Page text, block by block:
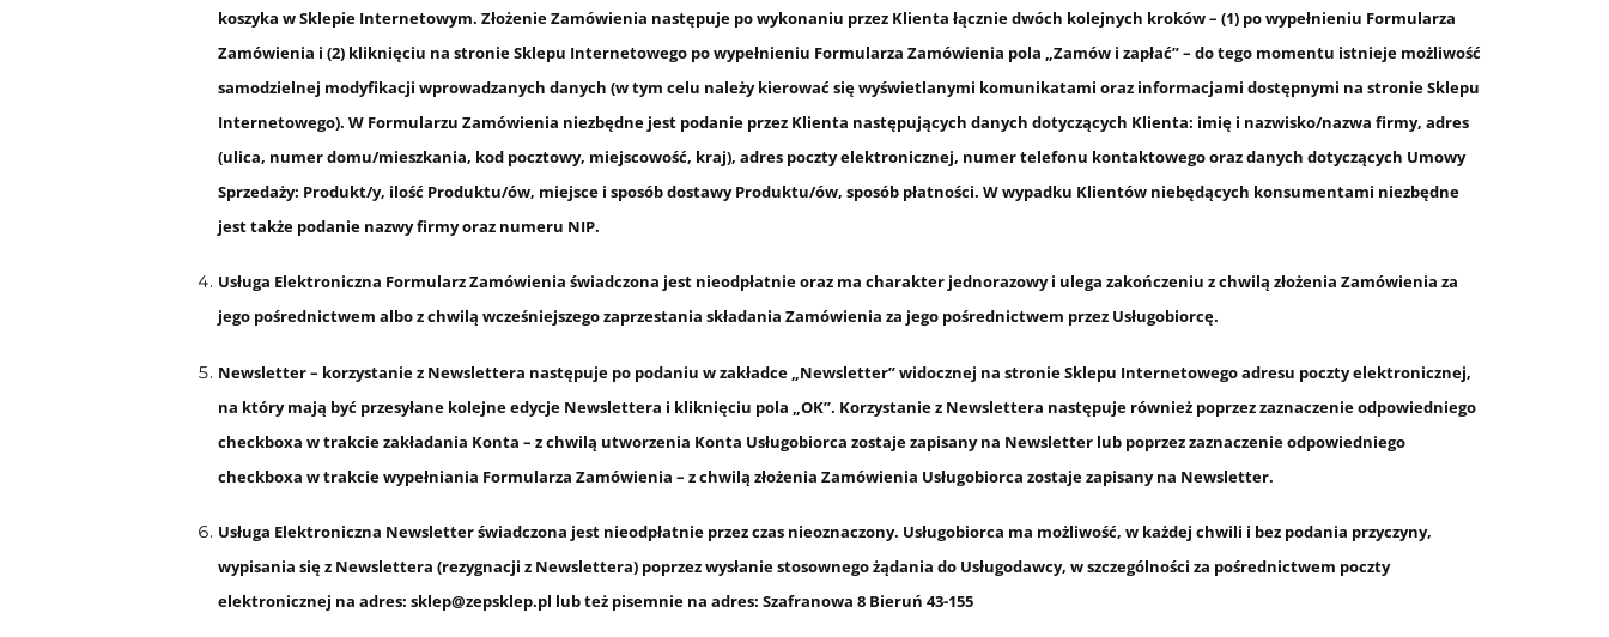
koszyka w Sklepie Internetowym. Złożenie Zamówienia następuje po wykonaniu przez Klienta łącznie dwóch kolejnych kroków – (1) po wypełnieniu Formularza
Zamówienia i (2) kliknięciu na stronie Sklepu Internetowego po wypełnieniu Formularza Zamówienia pola „Zamów i zapłać” – do tego momentu istnieje możliwość
samodzielnej modyfikacji wprowadzanych danych (w tym celu należy kierować się wyświetlanymi komunikatami oraz informacjami dostępnymi na stronie Sklepu
Internetowego). W Formularzu Zamówienia niezbędne jest podanie przez Klienta następujących danych dotyczących Klienta: imię i nazwisko/nazwa firmy, adres
(ulica, numer domu/mieszkania, kod pocztowy, miejscowość, kraj), adres poczty elektronicznej, numer telefonu kontaktowego oraz danych dotyczących Umowy
Sprzedaży: Produkt/y, ilość Produktu/ów, miejsce i sposób dostawy Produktu/ów, sposób płatności. W wypadku Klientów niebędących konsumentami niezbędne
jest także podanie nazwy firmy oraz numeru NIP.
Usługa Elektroniczna Formularz Zamówienia świadczona jest nieodpłatnie oraz ma charakter jednorazowy i ulega zakończeniu z chwilą złożenia Zamówienia za
jego pośrednictwem albo z chwilą wcześniejszego zaprzestania składania Zamówienia za jego pośrednictwem przez Usługobiorcę.
Newsletter – korzystanie z Newslettera następuje po podaniu w zakładce „Newsletter” widocznej na stronie Sklepu Internetowego adresu poczty elektronicznej,
na który mają być przesyłane kolejne edycje Newslettera i kliknięciu pola „ OK”. Korzystanie z Newslettera następuje również poprzez zaznaczenie odpowiedniego
checkboxa w trakcie zakładania Konta – z chwilą utworzenia Konta Usługobiorca zostaje zapisany na Newsletter lub poprzez zaznaczenie odpowiedniego
checkboxa w trakcie wypełniania Formularza Zamówienia – z chwilą złożenia Zamówienia Usługobiorca zostaje zapisany na Newsletter.
Usługa Elektroniczna Newsletter świadczona jest nieodpłatnie przez czas nieoznaczony. Usługobiorca ma możliwość, w każdej chwili i bez podania przyczyny,
wypisania się z Newslettera (rezygnacji z Newslettera) poprzez wysłanie stosownego żądania do Usługodawcy, w szczególności za pośrednictwem poczty
elektronicznej na adres: sklep@zepsklep.pl lub też pisemnie na adres: Szafranowa 8 Bieruń 43-155